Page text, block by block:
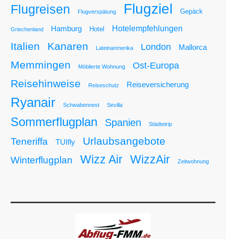
Flugreisen Flugverspätung Flugziel Gepäck
Griechenland Hamburg Hotel Hotelempfehlungen
Italien Kanaren Lateinanmerika London Mallorca
Memmingen Möblierte Wohnung Ost-Europa
Reisehinweise Reiseschutz Reiseversicherung
Ryanair Schwabennest Sevilla
Sommerflugplan Spanien Städtetrip
Teneriffa TUIfly Urlaubsangebote
Winterflugplan Wizz Air WizzAir Zeitwohnung